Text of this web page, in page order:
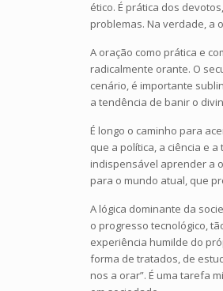
ético. É prática dos
problemas. Na verdade, a
A oração como prática e
radicalmente orante. O
cenário, é importante
a tendência de banir o
É longo o caminho para
que a política, a ciência e
indispensável aprender a
para o mundo atual, que
A lógica dominante da
o progresso tecnológico,
experiência humilde do
forma de tratados, de
nos a orar”. É uma tarefa